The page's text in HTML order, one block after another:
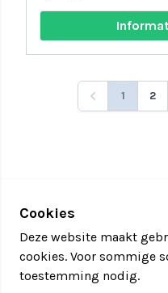
1 2
Cookies
Deze website maakt
cookies. Voor sommige
toestemming nodig.